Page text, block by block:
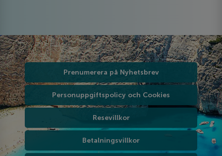
Prenumerera på Nyhetsbrev
Personuppgiftspolicy och Cookies
Resevillkor
Betalningsvillkor